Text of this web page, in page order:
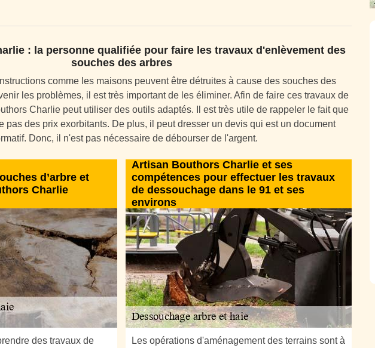
: la personne qualifiée pour faire les travaux d'enlèvement des
souches des arbres
comme les maisons peuvent être détruites à cause des souches des
les problèmes, il est très important de les éliminer. Afin de faire ces travaux de
Charlie peut utiliser des outils adaptés. Il est très utile de rappeler le fait que
pas des prix exorbitants. De plus, il peut dresser un devis qui est un document
Donc, il n'est pas nécessaire de débourser de l'argent.
d’arbre et
Charlie
des travaux de
Artisan Bouthors Charlie et ses
compétences pour effectuer les travaux
de dessouchage dans le 91 et ses
environs
Les opérations d'aménagement des terrains sont à